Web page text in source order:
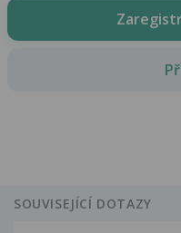
SOUVISEJÍCÍ DOTAZY